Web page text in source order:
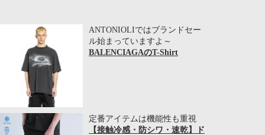
ANTONIOLIではブランドセー
ル始まっていますよ～
BALENCIAGAのT-Shirt
定番アイテムは機能性も重視
【接触冷感・防シワ・速乾】ド